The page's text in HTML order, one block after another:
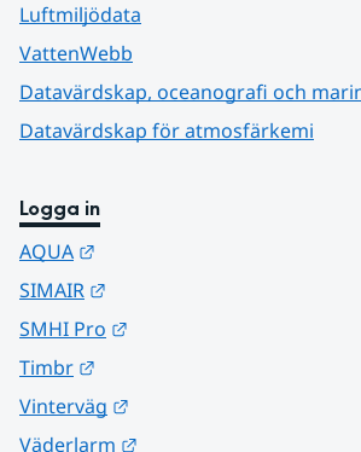
Luftmiljödata
VattenWebb
Datavärdskap, oceanografi och
Datavärdskap för atmosfärkemi
Logga in
AQUA
SIMAIR
SMHI Pro
Timbr
Vinterväg
Väderlarm